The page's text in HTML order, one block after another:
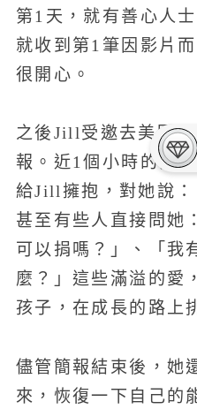
第1天，就有善心人
就收到第1筆因影片
很開心。
之後Jill受邀去美國
報。近1個小時的分
給Jill擁抱，對她說：
甚至有些人直接問她
可以捐嗎？」、「我
麼？」這些滿溢的愛
孩子，在成長的路上
儘管簡報結束後，她
來，恢復一下自己的